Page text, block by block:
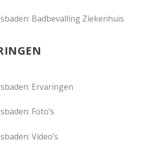
Badbevalling Ziekenhuis
Ervaringen
Foto’s
Video’s